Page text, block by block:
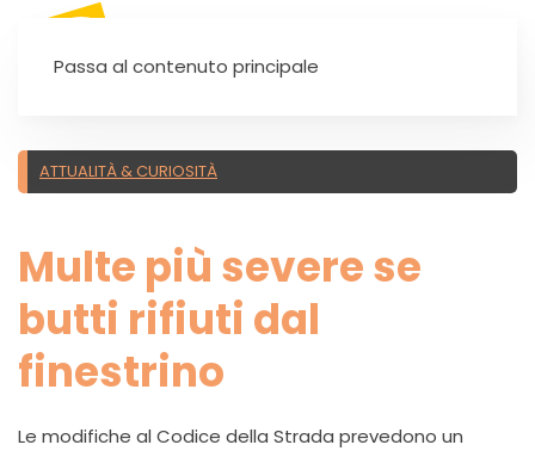
Passa al contenuto principale
ATTUALITÀ & CURIOSITÀ
Multe più severe se
butti rifiuti dal
finestrino
Le modifiche al Codice della Strada prevedono un